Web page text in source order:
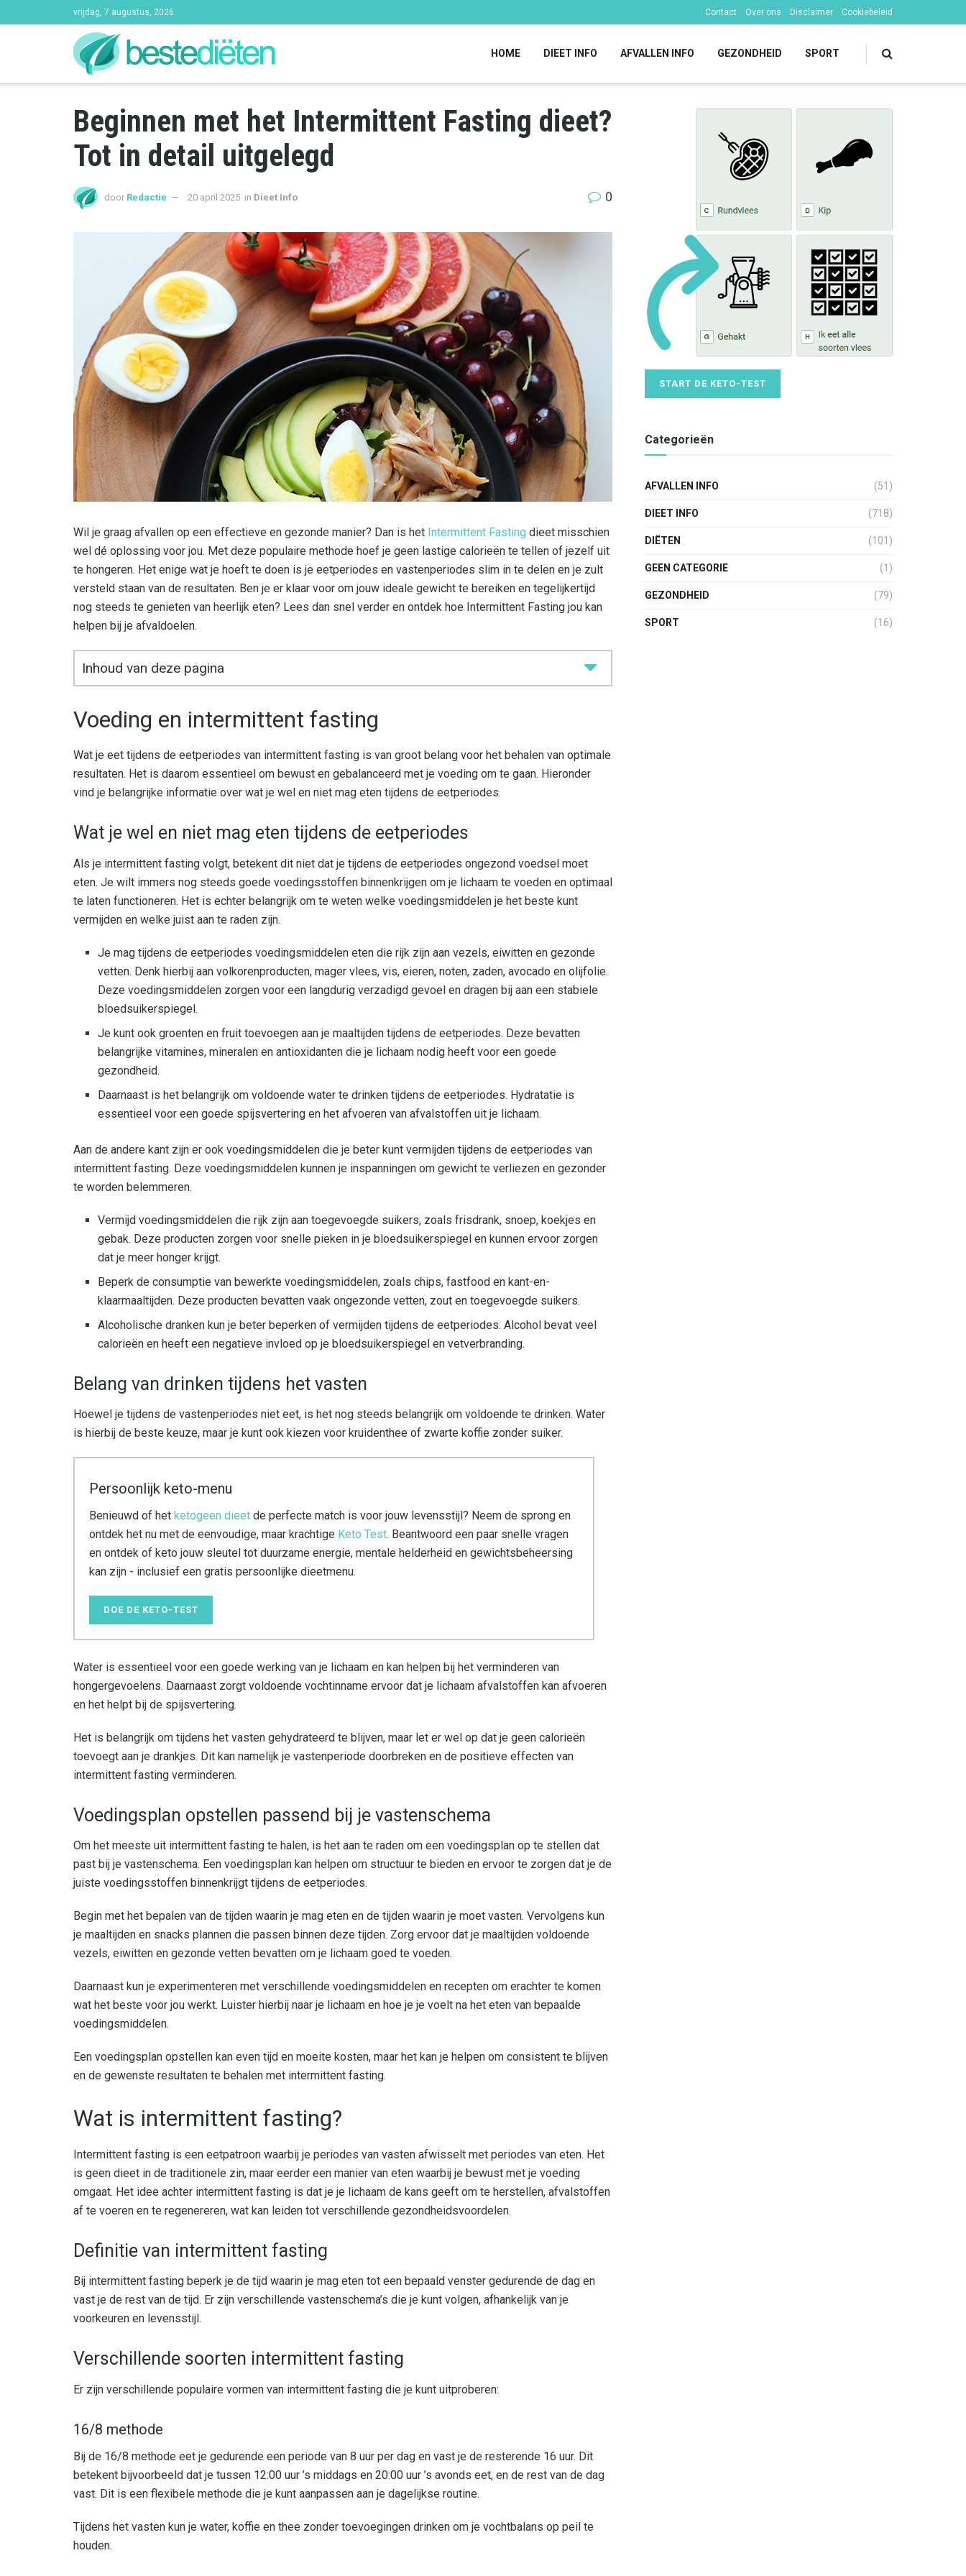
vrijdag, 7 augustus, 2026 Contact Over ons Disclaimer Cookiebeleid
HOME DIEET INFO AFVALLEN INFO GEZONDHEID SPORT
Beginnen met het Intermittent Fasting dieet?
Tot in detail uitgelegd
door Redactie 20 april 2025 in Dieet Info 0
Wil je graag afvallen op een effectieve en gezonde manier? Dan is het Intermittent Fasting dieet misschien
wel dé oplossing voor jou. Met deze populaire methode hoef je geen lastige calorieën te tellen of jezelf uit
te hongeren. Het enige wat je hoeft te doen is je eetperiodes en vastenperiodes slim in te delen en je zult
versteld staan van de resultaten. Ben je er klaar voor om jouw ideale gewicht te bereiken en tegelijkertijd
nog steeds te genieten van heerlijk eten? Lees dan snel verder en ontdek hoe Intermittent Fasting jou kan
helpen bij je afvaldoelen.
Inhoud van deze pagina
Voeding en intermittent fasting
Wat je eet tijdens de eetperiodes van intermittent fasting is van groot belang voor het behalen van optimale
resultaten. Het is daarom essentieel om bewust en gebalanceerd met je voeding om te gaan. Hieronder
vind je belangrijke informatie over wat je wel en niet mag eten tijdens de eetperiodes.
Wat je wel en niet mag eten tijdens de eetperiodes
Als je intermittent fasting volgt, betekent dit niet dat je tijdens de eetperiodes ongezond voedsel moet
eten. Je wilt immers nog steeds goede voedingsstoffen binnenkrijgen om je lichaam te voeden en optimaal
te laten functioneren. Het is echter belangrijk om te weten welke voedingsmiddelen je het beste kunt
vermijden en welke juist aan te raden zijn.
Je mag tijdens de eetperiodes voedingsmiddelen eten die rijk zijn aan vezels, eiwitten en gezonde
vetten. Denk hierbij aan volkorenproducten, mager vlees, vis, eieren, noten, zaden, avocado en olijfolie.
Deze voedingsmiddelen zorgen voor een langdurig verzadigd gevoel en dragen bij aan een stabiele
bloedsuikerspiegel.
Je kunt ook groenten en fruit toevoegen aan je maaltijden tijdens de eetperiodes. Deze bevatten
belangrijke vitamines, mineralen en antioxidanten die je lichaam nodig heeft voor een goede
gezondheid.
Daarnaast is het belangrijk om voldoende water te drinken tijdens de eetperiodes. Hydratatie is
essentieel voor een goede spijsvertering en het afvoeren van afvalstoffen uit je lichaam.
Aan de andere kant zijn er ook voedingsmiddelen die je beter kunt vermijden tijdens de eetperiodes van
intermittent fasting. Deze voedingsmiddelen kunnen je inspanningen om gewicht te verliezen en gezonder
te worden belemmeren.
Vermijd voedingsmiddelen die rijk zijn aan toegevoegde suikers, zoals frisdrank, snoep, koekjes en
gebak. Deze producten zorgen voor snelle pieken in je bloedsuikerspiegel en kunnen ervoor zorgen
dat je meer honger krijgt.
Beperk de consumptie van bewerkte voedingsmiddelen, zoals chips, fastfood en kant-en-
klaarmaaltijden. Deze producten bevatten vaak ongezonde vetten, zout en toegevoegde suikers.
Alcoholische dranken kun je beter beperken of vermijden tijdens de eetperiodes. Alcohol bevat veel
calorieën en heeft een negatieve invloed op je bloedsuikerspiegel en vetverbranding.
Belang van drinken tijdens het vasten
Hoewel je tijdens de vastenperiodes niet eet, is het nog steeds belangrijk om voldoende te drinken. Water
is hierbij de beste keuze, maar je kunt ook kiezen voor kruidenthee of zwarte koffie zonder suiker.
Persoonlijk keto-menu
Benieuwd of het ketogeen dieet de perfecte match is voor jouw levensstijl? Neem de sprong en
ontdek het nu met de eenvoudige, maar krachtige Keto Test. Beantwoord een paar snelle vragen
en ontdek of keto jouw sleutel tot duurzame energie, mentale helderheid en gewichtsbeheersing
kan zijn - inclusief een gratis persoonlijke dieetmenu.
DOE DE KETO-TEST
Water is essentieel voor een goede werking van je lichaam en kan helpen bij het verminderen van
hongergevoelens. Daarnaast zorgt voldoende vochtinname ervoor dat je lichaam afvalstoffen kan afvoeren
en het helpt bij de spijsvertering.
Het is belangrijk om tijdens het vasten gehydrateerd te blijven, maar let er wel op dat je geen calorieën
toevoegt aan je drankjes. Dit kan namelijk je vastenperiode doorbreken en de positieve effecten van
intermittent fasting verminderen.
Voedingsplan opstellen passend bij je vastenschema
Om het meeste uit intermittent fasting te halen, is het aan te raden om een voedingsplan op te stellen dat
past bij je vastenschema. Een voedingsplan kan helpen om structuur te bieden en ervoor te zorgen dat je de
juiste voedingsstoffen binnenkrijgt tijdens de eetperiodes.
Begin met het bepalen van de tijden waarin je mag eten en de tijden waarin je moet vasten. Vervolgens kun
je maaltijden en snacks plannen die passen binnen deze tijden. Zorg ervoor dat je maaltijden voldoende
vezels, eiwitten en gezonde vetten bevatten om je lichaam goed te voeden.
Daarnaast kun je experimenteren met verschillende voedingsmiddelen en recepten om erachter te komen
wat het beste voor jou werkt. Luister hierbij naar je lichaam en hoe je je voelt na het eten van bepaalde
voedingsmiddelen.
Een voedingsplan opstellen kan even tijd en moeite kosten, maar het kan je helpen om consistent te blijven
en de gewenste resultaten te behalen met intermittent fasting.
Wat is intermittent fasting?
Intermittent fasting is een eetpatroon waarbij je periodes van vasten afwisselt met periodes van eten. Het
is geen dieet in de traditionele zin, maar eerder een manier van eten waarbij je bewust met je voeding
omgaat. Het idee achter intermittent fasting is dat je je lichaam de kans geeft om te herstellen, afvalstoffen
af te voeren en te regenereren, wat kan leiden tot verschillende gezondheidsvoordelen.
Definitie van intermittent fasting
Bij intermittent fasting beperk je de tijd waarin je mag eten tot een bepaald venster gedurende de dag en
vast je de rest van de tijd. Er zijn verschillende vastenschema’s die je kunt volgen, afhankelijk van je
voorkeuren en levensstijl.
Verschillende soorten intermittent fasting
Er zijn verschillende populaire vormen van intermittent fasting die je kunt uitproberen:
16/8 methode
Bij de 16/8 methode eet je gedurende een periode van 8 uur per dag en vast je de resterende 16 uur. Dit
betekent bijvoorbeeld dat je tussen 12:00 uur ’s middags en 20:00 uur ’s avonds eet, en de rest van de dag
vast. Dit is een flexibele methode die je kunt aanpassen aan je dagelijkse routine.
Tijdens het vasten kun je water, koffie en thee zonder toevoegingen drinken om je vochtbalans op peil te
houden.
START DE KETO-TEST
Categorieën
AFVALLEN INFO (51)
DIEET INFO (718)
DIËTEN (101)
GEEN CATEGORIE (1)
GEZONDHEID (79)
SPORT (16)